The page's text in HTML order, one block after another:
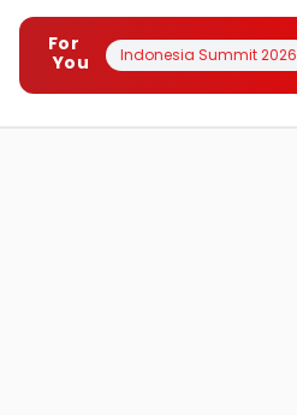
For
You
Indonesia Summit 2026